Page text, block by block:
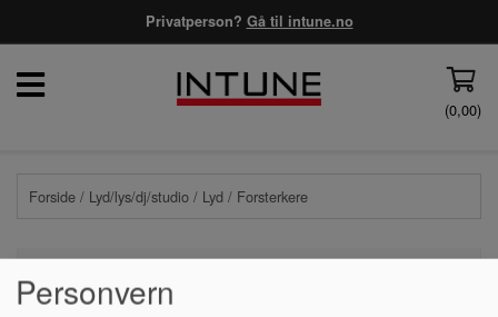
Privatperson? Gå til intune.no
(0,00)
Forside / Lyd/lys/dj/studio / Lyd / Forsterkere
Personvern